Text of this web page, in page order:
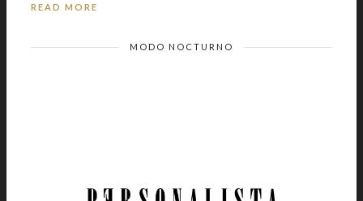
READ MORE
MODO NOCTURNO